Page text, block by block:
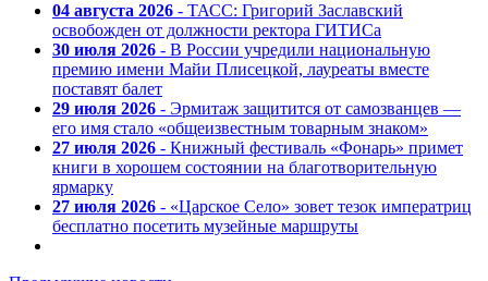
04 августа 2026 - ТАСС: Григорий Заславский
освобожден от должности ректора ГИТИСа
30 июля 2026 - В России учредили национальную
премию имени Майи Плисецкой, лауреаты вместе
поставят балет
29 июля 2026 - Эрмитаж защитится от самозванцев —
его имя стало «общеизвестным товарным знаком»
27 июля 2026 - Книжный фестиваль «Фонарь» примет
книги в хорошем состоянии на благотворительную
ярмарку
27 июля 2026 - «Царское Село» зовет тезок императриц
бесплатно посетить музейные маршруты